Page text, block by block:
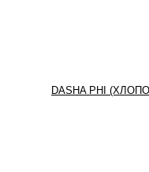
DASHA PHI